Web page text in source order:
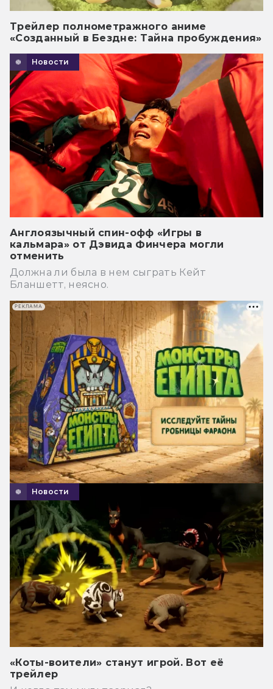
Трейлер полнометражного аниме
«Созданный в Бездне: Тайна пробуждения»
Новости
Англоязычный спин-офф «Игры в
кальмара» от Дэвида Финчера могли
отменить
Должна ли была в нем сыграть Кейт
Бланшетт, неясно.
Новости
«Коты-воители» станут игрой. Вот её
трейлер
РЕКЛАМА